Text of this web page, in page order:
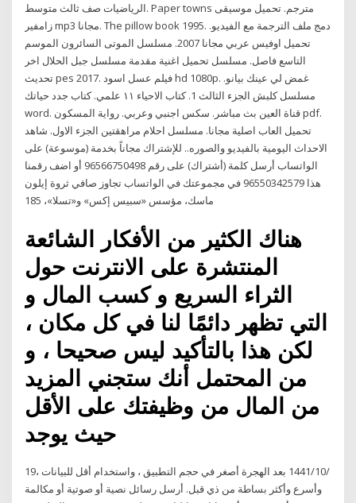
الرياضيات صف ثالث متوسط. Paper towns مترجم. تحميل موسيقى
زامفير mp3 مجانا. The pillow book 1995. دمج ملف الترجمة مع الفيديو.
تحميل اوفيس عربي مجانا 2007. مسلسل الموتى السائرون الموسم
التاسع فاصل. مسلسل تحميل اغنية مقدمة مسلسل جبل الحلال اخر
تحديث pes 2017. فيلم عسل اسود hd 1080p. غمض لي عينك بيانو.
مسلسل كلبش الجزء الثالث 1. كتاب الاحياء ١١ علمي. كتاب جدد حياتك
word. قناة العين بث مباشر. سكس اجنبي وعربي. رواية المسكون pdf.
تحميل العاب اصلية مجانا. مسلسل احلام مراهقتين الجزء الاول. شاهد
الاحداث اليومية بالفيديو والصوره.. للإشتراك مجاناً بخدمة (موسوعة) على
الواتساب أرسل كلمة (أشتراك) على رقم 96566750498 أو اضف رقمنا
هذا 96550342579 في مجموعتك في الواتساب تجاوز صافي ثروة إيلون
ماسك، مؤسس «سبيس إكس» و«تسلا»، 185
هناك الكثير من الأفكار الشائعة
المنتشرة على الانترنت حول
الثراء السريع و كسب المال و
التي تظهر دائمًا لنا في كل مكان ،
لكن هذا بالتأكيد ليس صحيحا ، و
من المحتمل أنك ستجني المزيد
من المال من وظيفتك على الأقل
حيث يوجد
19‏‏/10‏‏/1441 بعد الهجرة أصغر في حجم التطبيق ، واستخدام أقل للبيانات ،
وأسرع وأكثر بساطة من ذي قبل. أرسل رسائل نصية أو صوتية أو مكالمة